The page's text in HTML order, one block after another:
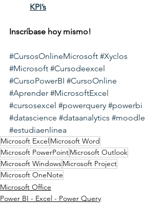
KPI’s
Inscríbase hoy mismo!
#CursosOnlineMicrosoft #Xyclos
#Microsoft #Cursodeexcel
#CursoPowerBI #CursoOnline
#Aprender #MicrosoftExcel
#cursosexcel #powerquery #powerbi
#datascience #dataanalytics #moodle
#estudiaenlinea
Microsoft ExcelMicrosoft Word
Microsoft PowerPointMicrosoft Outlook
Microsoft WindowsMicrosoft Project
Microsoft OneNote
Microsoft Office
Power BI - Excel - Power Query